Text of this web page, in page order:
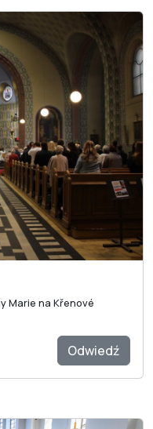
Marie na Křenové
Odwiedź